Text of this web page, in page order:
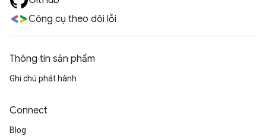
Công cụ theo dõi lỗi
Thông tin sản phẩm
Ghi chú phát hành
Connect
Blog